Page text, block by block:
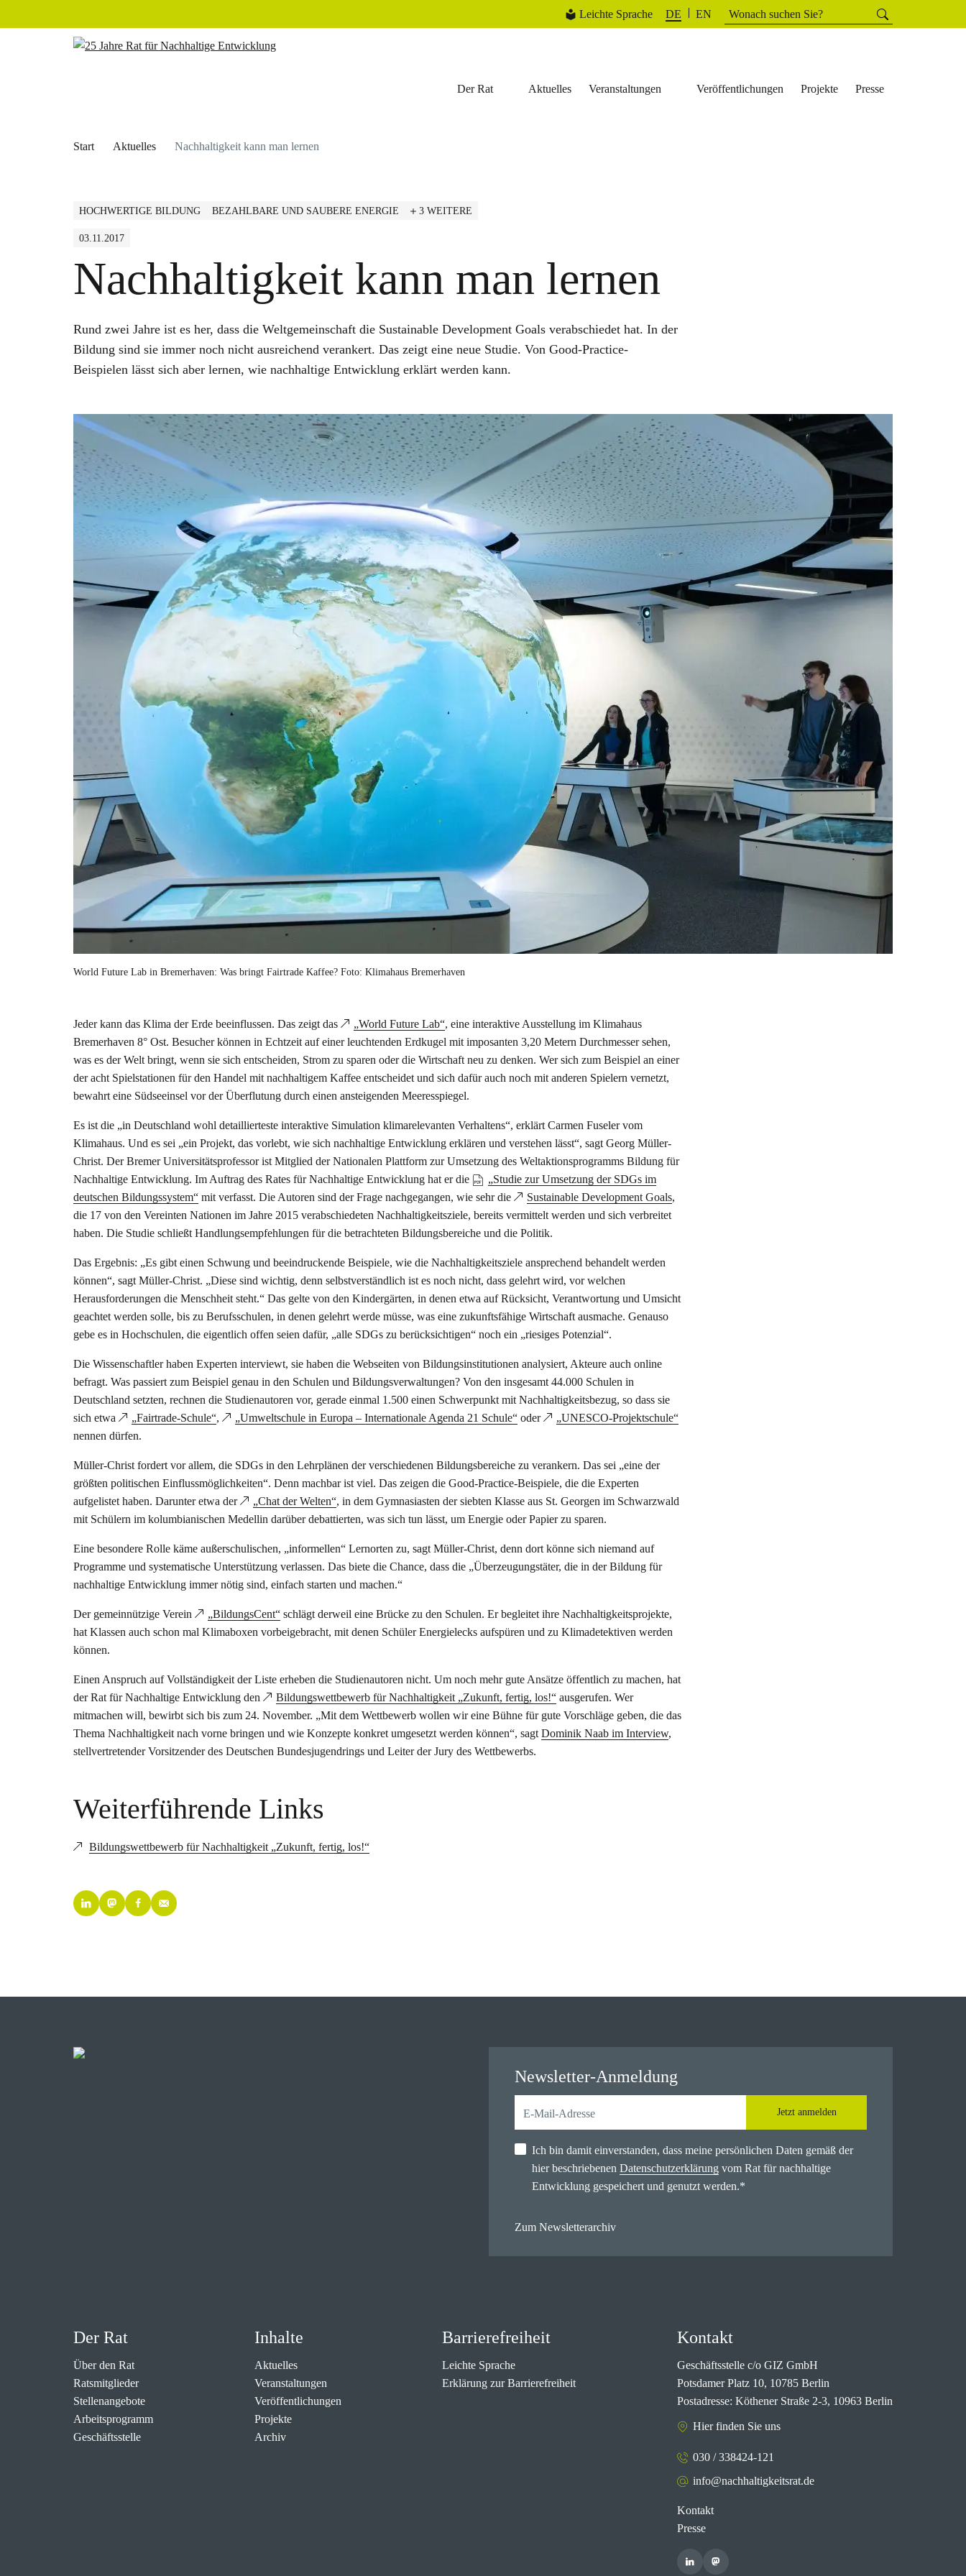
Suchen
nach:
Suchen
DE EN
Leichte Sprache
Der Rat Aktuelles Veranstaltungen Veröffentlichungen Projekte Presse
Start Aktuelles Nachhaltigkeit kann man lernen
HOCHWERTIGE BILDUNG BEZAHLBARE UND SAUBERE ENERGIE 3 WEITERE
03.11.2017
Nachhaltigkeit kann man lernen
Rund zwei Jahre ist es her, dass die Weltgemeinschaft die Sustainable Development Goals verabschiedet hat. In der
Bildung sind sie immer noch nicht ausreichend verankert. Das zeigt eine neue Studie. Von Good-Practice-
Beispielen lässt sich aber lernen, wie nachhaltige Entwicklung erklärt werden kann.
World Future Lab in Bremerhaven: Was bringt Fairtrade Kaffee? Foto: Klimahaus Bremerhaven
Jeder kann das Klima der Erde beeinflussen. Das zeigt das „World Future Lab“, eine interaktive Ausstellung im Klimahaus
Bremerhaven 8° Ost. Besucher können in Echtzeit auf einer leuchtenden Erdkugel mit imposanten 3,20 Metern Durchmesser sehen,
was es der Welt bringt, wenn sie sich entscheiden, Strom zu sparen oder die Wirtschaft neu zu denken. Wer sich zum Beispiel an einer
der acht Spielstationen für den Handel mit nachhaltigem Kaffee entscheidet und sich dafür auch noch mit anderen Spielern vernetzt,
bewahrt eine Südseeinsel vor der Überflutung durch einen ansteigenden Meeresspiegel.
Es ist die „in Deutschland wohl detaillierteste interaktive Simulation klimarelevanten Verhaltens“, erklärt Carmen Fuseler vom
Klimahaus. Und es sei „ein Projekt, das vorlebt, wie sich nachhaltige Entwicklung erklären und verstehen lässt“, sagt Georg Müller-
Christ. Der Bremer Universitätsprofessor ist Mitglied der Nationalen Plattform zur Umsetzung des Weltaktionsprogramms Bildung für
Nachhaltige Entwicklung. Im Auftrag des Rates für Nachhaltige Entwicklung hat er die
„Studie zur Umsetzung der SDGs im
deutschen Bildungssystem“ mit verfasst. Die Autoren sind der Frage nachgegangen, wie sehr die Sustainable Development Goals,
die 17 von den Vereinten Nationen im Jahre 2015 verabschiedeten Nachhaltigkeitsziele, bereits vermittelt werden und sich verbreitet
haben. Die Studie schließt Handlungsempfehlungen für die betrachteten Bildungsbereiche und die Politik.
Das Ergebnis: „Es gibt einen Schwung und beeindruckende Beispiele, wie die Nachhaltigkeitsziele ansprechend behandelt werden
können“, sagt Müller-Christ. „Diese sind wichtig, denn selbstverständlich ist es noch nicht, dass gelehrt wird, vor welchen
Herausforderungen die Menschheit steht.“ Das gelte von den Kindergärten, in denen etwa auf Rücksicht, Verantwortung und Umsicht
geachtet werden solle, bis zu Berufsschulen, in denen gelehrt werde müsse, was eine zukunftsfähige Wirtschaft ausmache. Genauso
gebe es in Hochschulen, die eigentlich offen seien dafür, „alle SDGs zu berücksichtigen“ noch ein „riesiges Potenzial“.
Die Wissenschaftler haben Experten interviewt, sie haben die Webseiten von Bildungsinstitutionen analysiert, Akteure auch online
befragt. Was passiert zum Beispiel genau in den Schulen und Bildungsverwaltungen? Von den insgesamt 44.000 Schulen in
Deutschland setzten, rechnen die Studienautoren vor, gerade einmal 1.500 einen Schwerpunkt mit Nachhaltigkeitsbezug, so dass sie
sich etwa
„Fairtrade-Schule“, „Umweltschule in Europa – Internationale Agenda 21 Schule“ oder
„UNESCO-Projektschule“
nennen dürfen.
Müller-Christ fordert vor allem, die SDGs in den Lehrplänen der verschiedenen Bildungsbereiche zu verankern. Das sei „eine der
größten politischen Einflussmöglichkeiten“. Denn machbar ist viel. Das zeigen die Good-Practice-Beispiele, die die Experten
aufgelistet haben. Darunter etwa der
„Chat der Welten“, in dem Gymnasiasten der siebten Klasse aus St. Georgen im Schwarzwald
mit Schülern im kolumbianischen Medellin darüber debattierten, was sich tun lässt, um Energie oder Papier zu sparen.
Eine besondere Rolle käme außerschulischen, „informellen“ Lernorten zu, sagt Müller-Christ, denn dort könne sich niemand auf
Programme und systematische Unterstützung verlassen. Das biete die Chance, dass die „Überzeugungstäter, die in der Bildung für
nachhaltige Entwicklung immer nötig sind, einfach starten und machen.“
Der gemeinnützige Verein „BildungsCent“ schlägt derweil eine Brücke zu den Schulen. Er begleitet ihre Nachhaltigkeitsprojekte,
hat Klassen auch schon mal Klimaboxen vorbeigebracht, mit denen Schüler Energielecks aufspüren und zu Klimadetektiven werden
können.
Einen Anspruch auf Vollständigkeit der Liste erheben die Studienautoren nicht. Um noch mehr gute Ansätze öffentlich zu machen, hat
der Rat für Nachhaltige Entwicklung den
Bildungswettbewerb für Nachhaltigkeit „Zukunft, fertig, los!“ ausgerufen. Wer
mitmachen will, bewirbt sich bis zum 24. November. „Mit dem Wettbewerb wollen wir eine Bühne für gute Vorschläge geben, die das
Thema Nachhaltigkeit nach vorne bringen und wie Konzepte konkret umgesetzt werden können“, sagt Dominik Naab im Interview,
stellvertretender Vorsitzender des Deutschen Bundesjugendrings und Leiter der Jury des Wettbewerbs.
Weiterführende Links
Bildungswettbewerb für Nachhaltigkeit „Zukunft, fertig, los!“
Newsletter-Anmeldung
Jetzt anmelden
Ich bin damit einverstanden, dass meine persönlichen Daten gemäß der
hier beschriebenen Datenschutzerklärung vom Rat für nachhaltige
Entwicklung gespeichert und genutzt werden.*
Zum Newsletterarchiv
Der Rat
Über den Rat
Ratsmitglieder
Stellenangebote
Arbeitsprogramm
Geschäftsstelle
Inhalte
Aktuelles
Veranstaltungen
Veröffentlichungen
Projekte
Archiv
Barrierefreiheit
Leichte Sprache
Erklärung zur Barrierefreiheit
Kontakt
Geschäftsstelle c/o GIZ GmbH
Potsdamer Platz 10, 10785 Berlin
Postadresse: Köthener Straße 2-3, 10963 Berlin
Hier finden Sie uns
030 / 338424-121
info@nachhaltigkeitsrat.de
Kontakt
Presse